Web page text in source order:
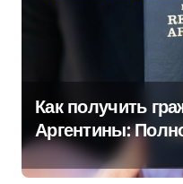
Как получить
Аргентины:
руководство